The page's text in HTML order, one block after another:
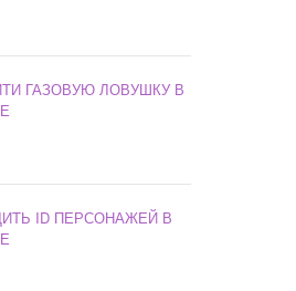
ГАЗОВУЮ ЛОВУШКУ В
ID ПЕРСОНАЖЕЙ В